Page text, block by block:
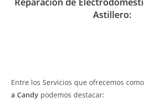
Astillero:
Entre los Servicios que ofrecemos
a Candy podemos destacar: